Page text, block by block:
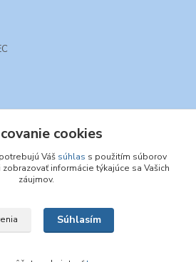
cookies
Váš súhlas s použitím súborov
informácie týkajúce sa Vašich
záujmov.
Súhlasím